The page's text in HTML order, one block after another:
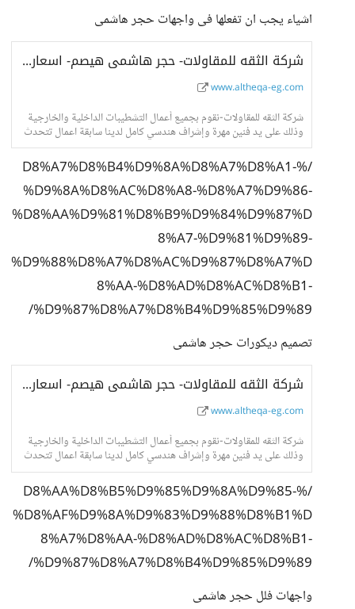
اشياء يجب ان تفعلها فى واجهات حجر هاشمى
شركة الثقه للمقاولات- حجر هاشمى هيصم- اسعار حجر هاشمى- واجهات حجر هاشمى
www.altheqa-eg.com
شركة الثقه للمقاولات-نقوم بجميع أعمال التشطيبات الداخلية والخارجية
وذلك على يد فنين مهرة وإشراف هندسي كامل لدينا سابقة اعمال تتحدث
عنا فى جميع انحاء الجمهور
/%D8%A7%D8%B4%D9%8A%D8%A7%D8%A1-
%D9%8A%D8%AC%D8%A8-%D8%A7%D9%86-
%D8%AA%D9%81%D8%B9%D9%84%D9%87%D
8%A7-%D9%81%D9%89-
%D9%88%D8%A7%D8%AC%D9%87%D8%A7%D
8%AA-%D8%AD%D8%AC%D8%B1-
%D9%87%D8%A7%D8%B4%D9%85%D9%89/
تصميم ديكورات حجر هاشمى
شركة الثقه للمقاولات- حجر هاشمى هيصم- اسعار حجر هاشمى- واجهات حجر هاشمى
www.altheqa-eg.com
شركة الثقه للمقاولات-نقوم بجميع أعمال التشطيبات الداخلية والخارجية
وذلك على يد فنين مهرة وإشراف هندسي كامل لدينا سابقة اعمال تتحدث
عنا فى جميع انحاء الجمهور
/%D8%AA%D8%B5%D9%85%D9%8A%D9%85-
%D8%AF%D9%8A%D9%83%D9%88%D8%B1%D
8%A7%D8%AA-%D8%AD%D8%AC%D8%B1-
%D9%87%D8%A7%D8%B4%D9%85%D9%89/
واجهات فلل حجر هاشمى